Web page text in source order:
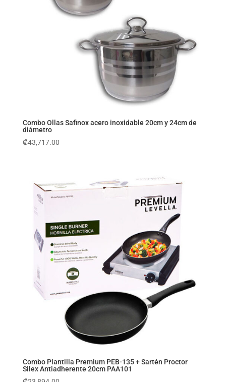
Combo Ollas Safinox acero inoxidable 20cm y 24cm de
diámetro
₡43,717.00
Combo Plantilla Premium PEB-135 + Sartén Proctor
Silex Antiadherente 20cm PAA101